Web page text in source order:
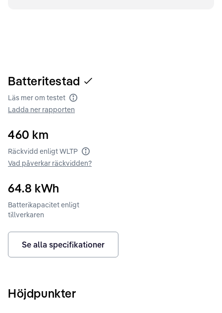
Batteritestad
Läs mer om testet Batteritest
Ladda ner rapporten
460 km
Räckvidd enligt WLTP Räckvidd enligt WLTP
Vad påverkar räckvidden?
64.8 kWh
Batterikapacitet enligt
tillverkaren
Se alla specifikationer
Höjdpunkter